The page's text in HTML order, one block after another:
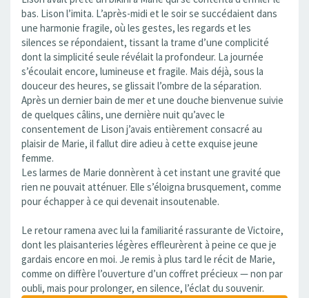
bas. Lison l’imita. L’après-midi et le soir se succédaient dans
une harmonie fragile, où les gestes, les regards et les
silences se répondaient, tissant la trame d’une complicité
dont la simplicité seule révélait la profondeur. La journée
s’écoulait encore, lumineuse et fragile. Mais déjà, sous la
douceur des heures, se glissait l’ombre de la séparation.
Après un dernier bain de mer et une douche bienvenue suivie
de quelques câlins, une dernière nuit qu’avec le
consentement de Lison j’avais entièrement consacré au
plaisir de Marie, il fallut dire adieu à cette exquise jeune
femme.
Les larmes de Marie donnèrent à cet instant une gravité que
rien ne pouvait atténuer. Elle s’éloigna brusquement, comme
pour échapper à ce qui devenait insoutenable.
Le retour ramena avec lui la familiarité rassurante de Victoire,
dont les plaisanteries légères effleurèrent à peine ce que je
gardais encore en moi. Je remis à plus tard le récit de Marie,
comme on diffère l’ouverture d’un coffret précieux — non par
oubli, mais pour prolonger, en silence, l’éclat du souvenir.